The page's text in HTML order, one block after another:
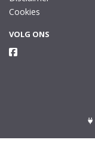
Cookies
VOLG ONS